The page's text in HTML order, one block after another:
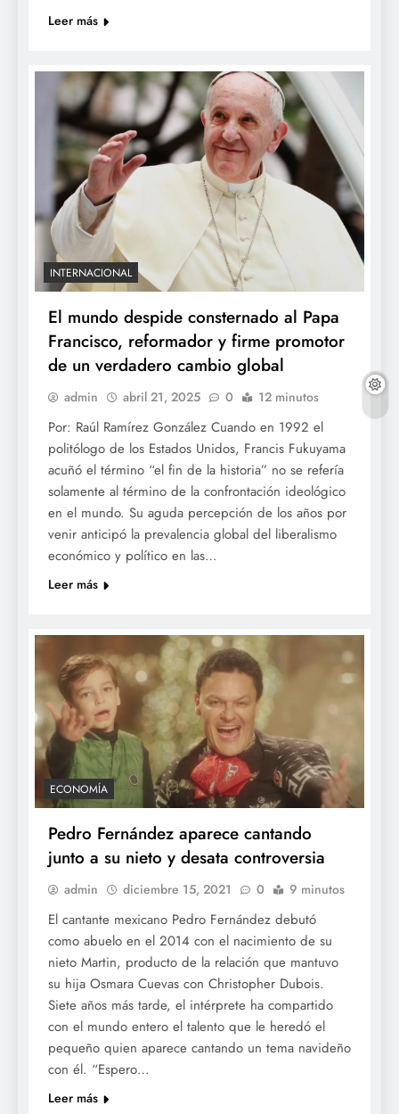
Leer más
INTERNACIONAL
El mundo despide consternado al Papa
Francisco, reformador y firme promotor
de un verdadero cambio global
admin abril 21, 2025 0 12 minutos
Por: Raúl Ramírez González Cuando en 1992 el
politólogo de los Estados Unidos, Francis Fukuyama
acuñó el término “el fin de la historia” no se refería
solamente al término de la confrontación ideológico
en el mundo. Su aguda percepción de los años por
venir anticipó la prevalencia global del liberalismo
económico y político en las…
Leer más
ECONOMÍA
Pedro Fernández aparece cantando
junto a su nieto y desata controversia
admin diciembre 15, 2021 0 9 minutos
El cantante mexicano Pedro Fernández debutó
como abuelo en el 2014 con el nacimiento de su
nieto Martin, producto de la relación que mantuvo
su hija Osmara Cuevas con Christopher Dubois.
Siete años más tarde, el intérprete ha compartido
con el mundo entero el talento que le heredó el
pequeño quien aparece cantando un tema navideño
con él. “Espero…
Leer más